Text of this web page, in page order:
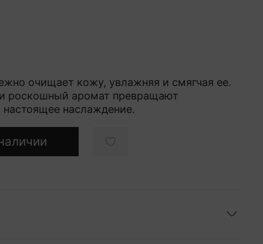
очищает кожу, увлажняя и смягчая ее.
роскошный аромат превращают
наслаждение.